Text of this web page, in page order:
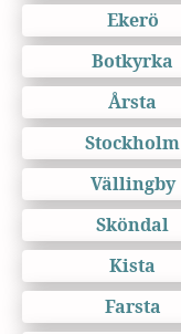
Ekerö
Botkyrka
Årsta
Stockholm
Vällingby
Sköndal
Kista
Farsta